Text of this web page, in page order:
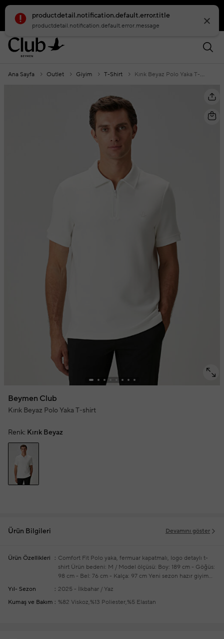
smartbanner.popup.text smartbanner.popup.buttontext
productdetail.notification.default.error.title
productdetail.notification.default.error.message
Ana Sayfa Outlet Giyim T-Shirt Kırık Beyaz Polo Yaka T-Shirt
Beymen Club
Kırık Beyaz Polo Yaka T-shirt
Renk: Kırık Beyaz
Ürün Bilgileri Devamını göster
Ürün Özellikleri Comfort Fit Polo yaka, fermuar kapatmalı, logo detaylı t-
shirt Ürün bedeni: M / Model ölçüsü: Boy: 189 cm - Göğüs:
98 cm - Bel: 76 cm - Kalça: 97 cm Yeni sezon hazır giyim
alışverişlerinizde ücretsiz tadilat yapılmaktadır
Yıl- Sezon
2025 - İlkbahar / Yaz
Kumaş ve Bakım
%82 Viskoz,%13 Poliester,%5 Elastan